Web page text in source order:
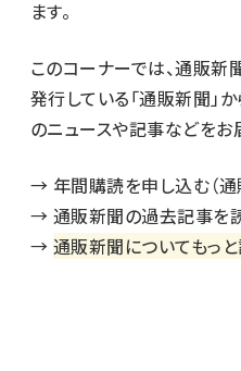
ます。
このコーナーでは、通販新
発行している「通販新聞」
のニュースや記事などをお
→ 年間購読を申し込む（通
→ 通販新聞の過去記事を
→ 通販新聞についてもっ